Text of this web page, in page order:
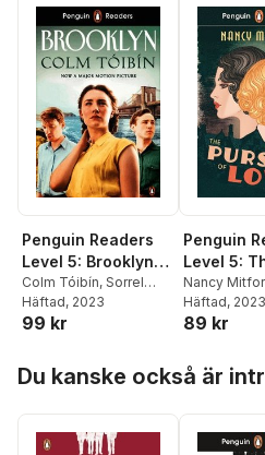
Penguin Readers
Level 5: Brooklyn
(ELT Graded
Reader)
Colm Tóibín, Sorrel
Pitts
Häftad, 2023
99 kr
Penguin
Level 5:
Pursuit of
(ELT
Reader)
Nancy
Häftad, 2023
89 kr
Du kanske också är